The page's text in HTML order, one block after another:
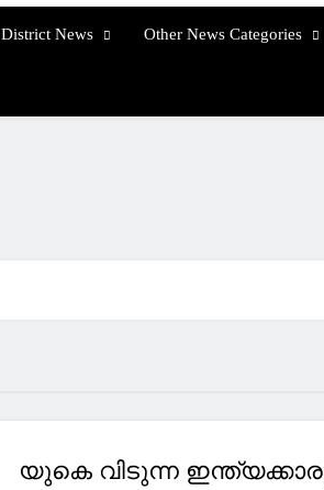
District News Other News Categories
യുകെ വിടുന്ന